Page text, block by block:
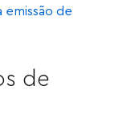
emissão de
de